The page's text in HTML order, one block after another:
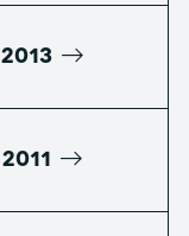
2013
2011